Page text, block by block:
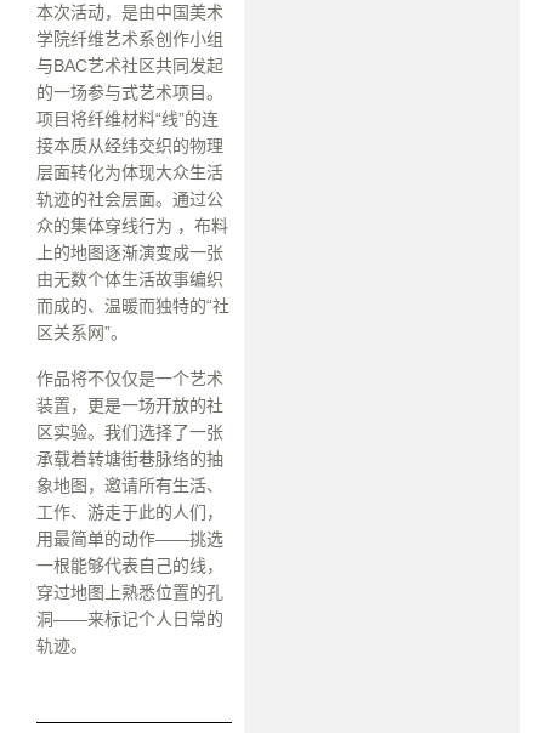
本次活动，是由中国美术
学院纤维艺术系创作小组
与BAC艺术社区共同发起
的一场参与式艺术项目。
项目将纤维材料“线”的连
接本质从经纬交织的物理
层面转化为体现大众生活
轨迹的社会层面。通过公
众的集体穿线行为 ，布料
上的地图逐渐演变成一张
由无数个体生活故事编织
而成的、温暖而独特的“社
区关系网”。
作品将不仅仅是一个艺术
装置，更是一场开放的社
区实验。我们选择了一张
承载着转塘街巷脉络的抽
象地图，邀请所有生活、
工作、游走于此的人们，
用最简单的动作——挑选
一根能够代表自己的线，
穿过地图上熟悉位置的孔
洞——来标记个人日常的
轨迹。